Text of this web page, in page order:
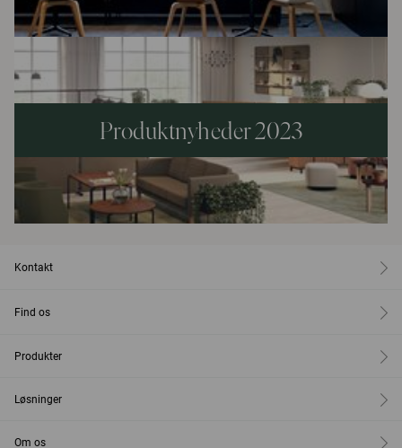
Produktnyheder 2023
Kontakt
Find os
Produkter
Løsninger
Om os